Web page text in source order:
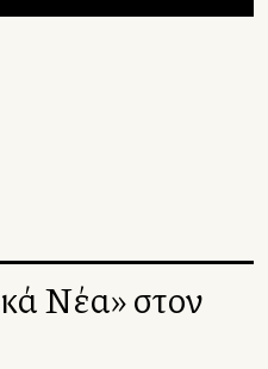
Νέα» στον